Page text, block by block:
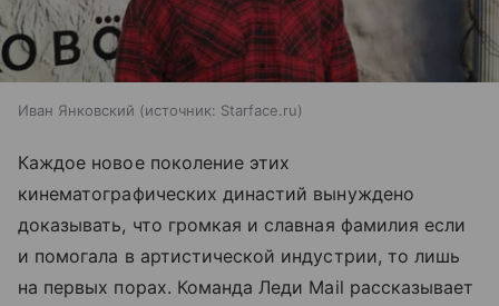
Иван Янковский источник: Starface.ru
Каждое новое поколение этих
кинематографических династий вынуждено
доказывать, что громкая и славная фамилия если
и помогала в артистической индустрии, то лишь
на первых порах. Команда Леди Mail рассказывает